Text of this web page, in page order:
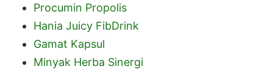
Procumin Propolis
Hania Juicy FibDrink
Gamat Kapsul
Minyak Herba Sinergi